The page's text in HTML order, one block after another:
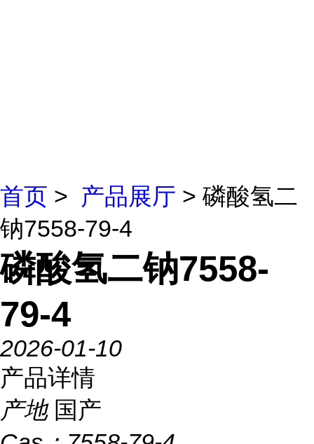
首页 > 产品展厅 > 磷酸氢二
钠7558-79-4
磷酸氢二钠7558-
79-4
2026-01-10
产品详情
产地 国产